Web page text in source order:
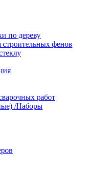
по дереву
строительных фенов
работ
/Наборы